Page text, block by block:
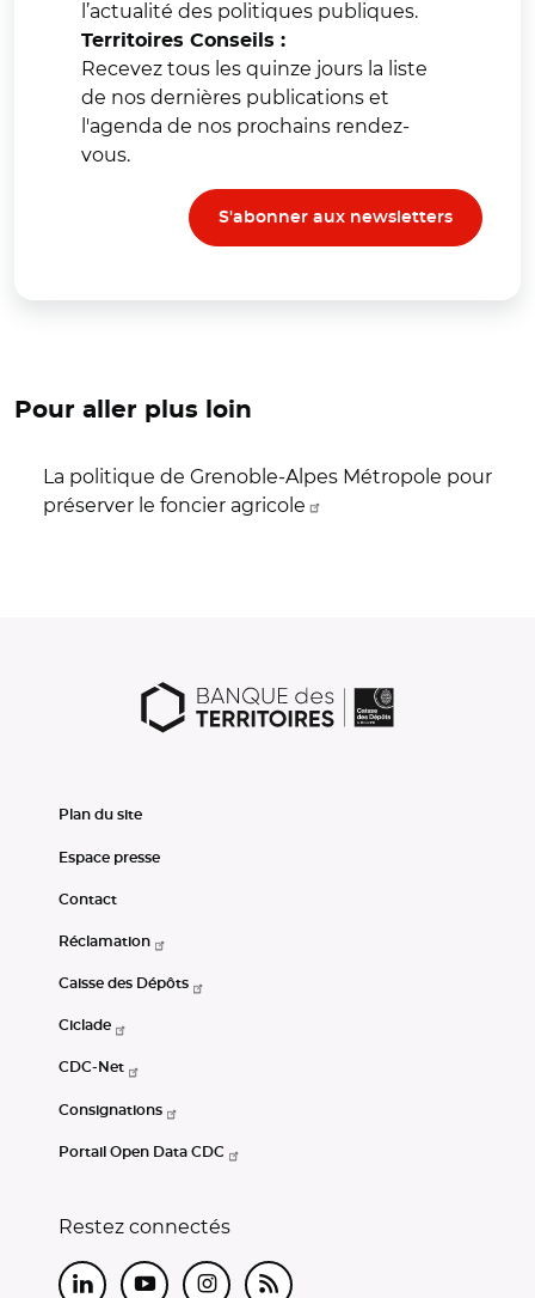
l’actualité des politiques publiques.
Territoires Conseils :
Recevez tous les quinze jours la liste
de nos dernières publications et
l'agenda de nos prochains rendez-
vous.
S'abonner aux newsletters
Pour aller plus loin
La politique de Grenoble-Alpes Métropole pour
préserver le foncier agricole
Plan du site
Espace presse
Contact
Réclamation
Caisse des Dépôts
Ciclade
CDC-Net
Consignations
Portail Open Data CDC
Restez connectés
LinkedInYoutubeInstagram
RSS